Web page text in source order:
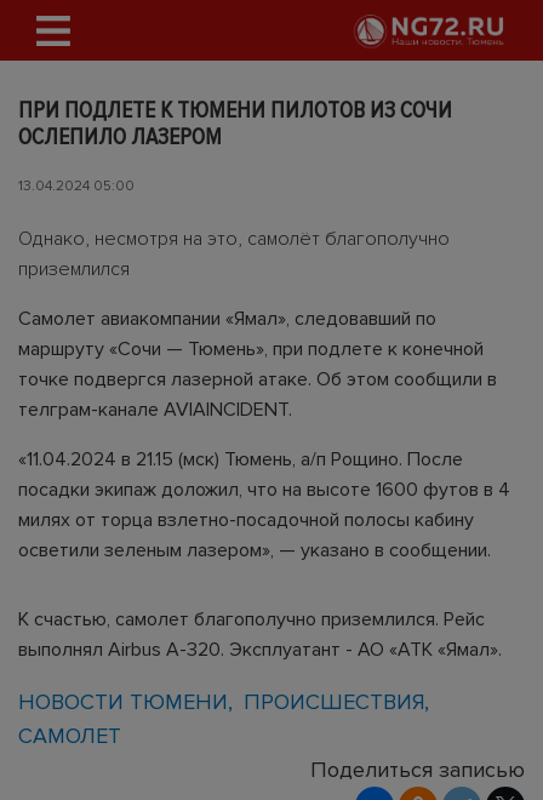
ПРИ ПОДЛЕТЕ К ТЮМЕНИ ПИЛОТОВ ИЗ СОЧИ
ОСЛЕПИЛО ЛАЗЕРОМ
13.04.2024 05:00
Однако, несмотря на это, самолёт благополучно
приземлился
Самолет авиакомпании «Ямал», следовавший по
маршруту «Сочи — Тюмень», при подлете к конечной
точке подвергся лазерной атаке. Об этом сообщили в
телграм-канале AVIAINCIDENT.
«11.04.2024 в 21.15 (мск) Тюмень, а/п Рощино. После
посадки экипаж доложил, что на высоте 1600 футов в 4
милях от торца взлетно-посадочной полосы кабину
осветили зеленым лазером», — указано в сообщении.
К счастью, самолет благополучно приземлился. Рейс
выполнял Airbus A-320. Эксплуатант - АО «АТК «Ямал».
НОВОСТИ ТЮМЕНИ
ПРОИСШЕСТВИЯ
САМОЛЕТ
Поделиться записью